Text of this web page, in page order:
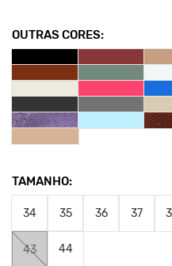
100% Unissex e Versátil
Para saber mais
Nos Produtos da King55
origem animal. Além disso,
DNA da marca
OUTRAS CORES:
TAMANHO:
34 35 36 37
43 44